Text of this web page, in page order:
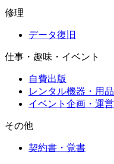
修理
データ復旧
仕事・趣味・イベント
自費出版
レンタル機器・用品
イベント企画・運営
その他
契約書・覚書